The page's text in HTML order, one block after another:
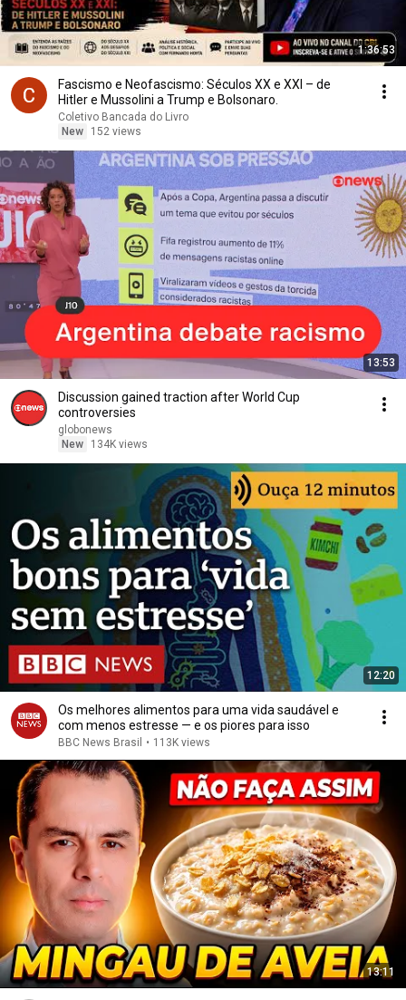
1:36:53
Fascismo e Neofascismo: Séculos XX e XXI – de
Hitler e Mussolini a Trump e Bolsonaro.
Coletivo Bancada do Livro
New
152 views
13:53
Discussion gained traction after World Cup
controversies
globonews
New
134K views
12:20
Os melhores alimentos para uma vida saudável e
com menos estresse — e os piores para isso
BBC News Brasil • 113K views
13:11